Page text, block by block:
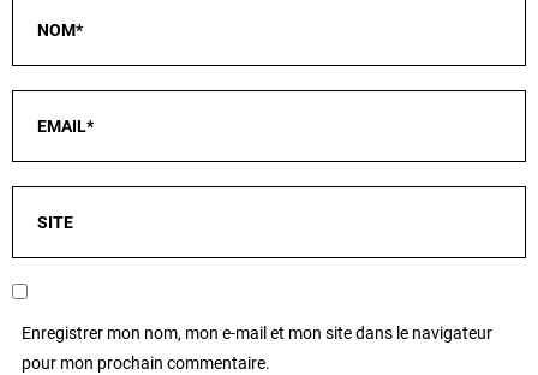
Enregistrer mon nom, mon e-mail et mon site dans le navigateur
pour mon prochain commentaire.